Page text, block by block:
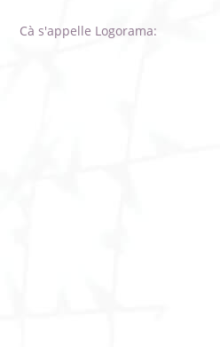
Cà s'appelle Logorama: